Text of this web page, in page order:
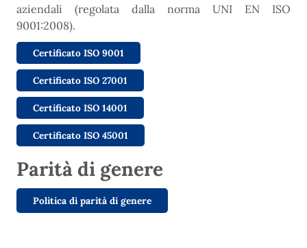
aziendali (regolata dalla norma UNI EN ISO
9001:2008).
Certificato ISO 9001
Certificato ISO 27001
Certificato ISO 14001
Certificato ISO 45001
Parità di genere
Politica di parità di genere